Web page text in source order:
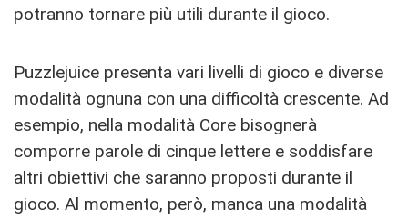
potranno tornare più utili durante il gioco.
Puzzlejuice presenta vari livelli di gioco e diverse
modalità ognuna con una difficoltà crescente. Ad
esempio, nella modalità Core bisognerà
comporre parole di cinque lettere e soddisfare
altri obiettivi che saranno proposti durante il
gioco. Al momento, però, manca una modalità